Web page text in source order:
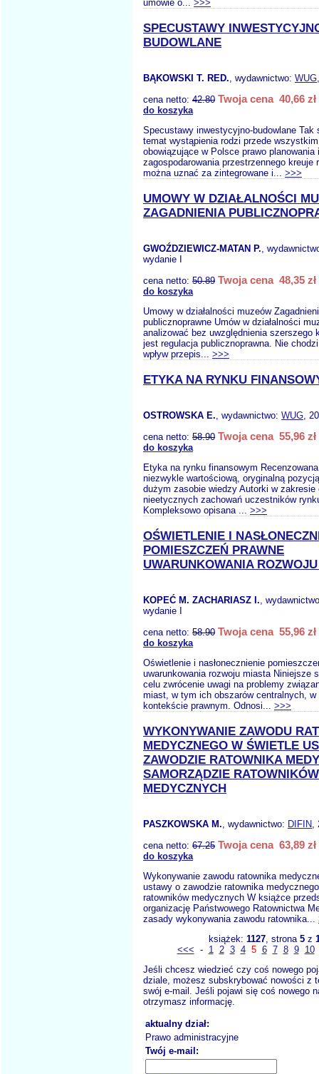
umowie o... >>>
SPECUSTAWY
BUDOWLANE
BĄKOWSKI T. RED., wydawnictwo: WUG
cena netto: 42.80 Twoja cena 40,66 zł
do koszyka
Specustawy inwestycyjno-budowlane Tak
temat wystąpienia rodzi przede
obowiązujące w Polsce prawo planowania i
zagospodarowania przestrzennego kreuje
można uznać za zintegrowane i... >>>
UMOWY W DZIAŁALNOŚCI
ZAGADNIENIA
GWOŹDZIEWICZ-MATAN P.,
wydanie I
cena netto: 50.89 Twoja cena 48,35 zł
do koszyka
Umowy w działalności muzeów
publicznoprawne Umów w działalności
analizować bez uwzględnienia szerszego
jest regulacja publicznoprawna. Nie
wpływ przepis... >>>
ETYKA NA RYNKU
OSTROWSKA E., wydawnictwo: WUG,
cena netto: 58.90 Twoja cena 55,96 zł
do koszyka
Etyka na rynku finansowym
niezwykle wartościową, oryginalną
dużym zasobie wiedzy Autorki w
nieetycznych zachowań uczestników
Kompleksowo opisana ... >>>
OŚWIETLENIE I
POMIESZCZEŃ PRAWNE
UWARUNKOWANIA
KOPEĆ M. ZACHARIASZ I.,
wydanie I
cena netto: 58.90 Twoja cena 55,96 zł
do koszyka
Oświetlenie i nasłonecznienie
uwarunkowania rozwoju miasta Niniejsze
celu zwrócenie uwagi na problemy
miast, w tym ich obszarów centralnych, w
kontekście prawnym. Odnosi... >>>
WYKONYWANIE ZAWODU
MEDYCZNEGO W ŚWIETLE
ZAWODZIE RATOWNIKA
SAMORZĄDZIE RATOWNIKÓW
MEDYCZNYCH
PASZKOWSKA M., wydawnictwo: DIFIN,
cena netto: 67.25 Twoja cena 63,89 zł
do koszyka
Wykonywanie zawodu ratownika
ustawy o zawodzie ratownika
ratowników medycznych W książce
organizację Państwowego Ratownictwa
zasady wykonywania zawodu ratownika...
książek: 1127, strona 5z
<<< - 1 2 3 4 5 6 7 8 9
10
Jeśli chcesz wiedzieć czy coś nowego
dziale, możesz subskrybować nowości z
swój e-mail. Jeśli pojawi się coś nowego
otrzymasz informację.
aktualny dział:
Prawo administracyjne
Twój e-mail: